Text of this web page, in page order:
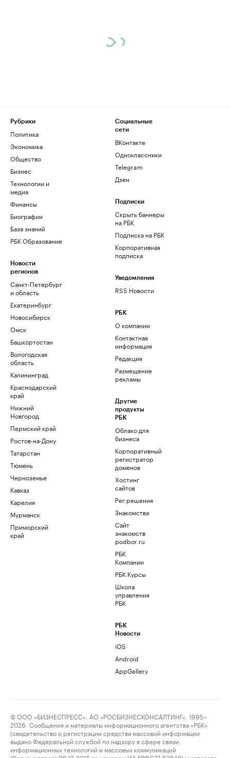
Рубрики
Политика
Экономика
Общество
Бизнес
Технологии и
медиа
Финансы
Биографии
База знаний
РБК Образование
Новости
регионов
Санкт-Петербург
и область
Екатеринбург
Новосибирск
Омск
Башкортостан
Вологодская
область
Калининград
Краснодарский
край
Нижний
Новгород
Пермский край
Ростов-на-Дону
Татарстан
Тюмень
Черноземье
Кавказ
Карелия
Мурманск
Приморский
край
Социальные
сети
ВКонтакте
Одноклассники
Telegram
Дзен
Подписки
Скрыть баннеры
на РБК
Подписка на РБК
Корпоративная
подписка
Уведомления
RSS Новости
РБК
О компании
Контактная
информация
Редакция
Размещение
рекламы
Другие
продукты
РБК
Облако для
бизнеса
Корпоративный
регистратор
доменов
Хостинг
сайтов
Рег.решения
Знакомства
Сайт
знакомств
podbor.ru
РБК
Компании
РБК Курсы
Школа
управления
РБК
РБК
Новости
iOS
Android
AppGallery
© ООО «БИЗНЕСПРЕСС», АО «РОСБИЗНЕСКОНСАЛТИНГ», 1995–
2026. Сообщения и материалы информационного агентства «РБК»
(свидетельство о регистрации средства массовой информации
выдано Федеральной службой по надзору в сфере связи,
информационных технологий и массовых коммуникаций